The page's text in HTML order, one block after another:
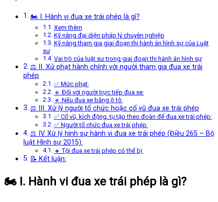
🏍️ I. Hành vi đua xe trái phép là gì?
Xem thêm
Kỹ năng đại diện pháp lý chuyên nghiệp
Kỹ năng tham gia giai đoạn thi hành án hình sự của Luật
sư
Vai trò của luật sư trong giai đoạn thi hành án hình sự
⚖️ II. Xử phạt hành chính với người tham gia đua xe trái
phép
✅ Mức phạt:
🔹 Đối với người trực tiếp đua xe:
🔹 Nếu đua xe bằng ô tô:
⚖️ III. Xử lý người tổ chức hoặc cổ vũ đua xe trái phép
✅ Cổ vũ, kích động, tụ tập theo đoàn để đua xe trái phép:
✅ Người tổ chức đua xe trái phép:
⚖️ IV. Xử lý hình sự hành vi đua xe trái phép (Điều 265 – Bộ
luật Hình sự 2015):
🔸 Tội đua xe trái phép có thể bị:
📝 Kết luận:
🏍️ I. Hành vi đua xe trái phép là gì?